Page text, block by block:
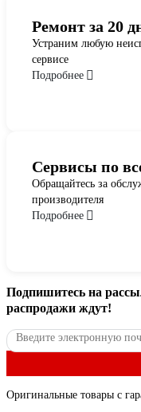
Ремонт за 20
Устраним любую
сервисе
Подробнее
Сервисы по
Обращайтесь за
производителя
Подробнее
Подпишитесь на
распродажи ждут!
Оригинальные товары с